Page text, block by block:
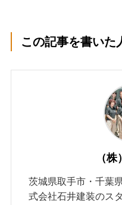
この記事を書いた
（
茨城県取手市・千葉
式会社石井建装のス